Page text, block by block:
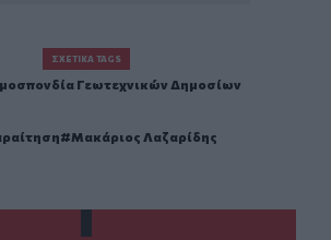
ΣΧΕΤΙΚΆ TAGS
Γεωτεχνικών Δημοσίων
Μακάριος Λαζαρίδης